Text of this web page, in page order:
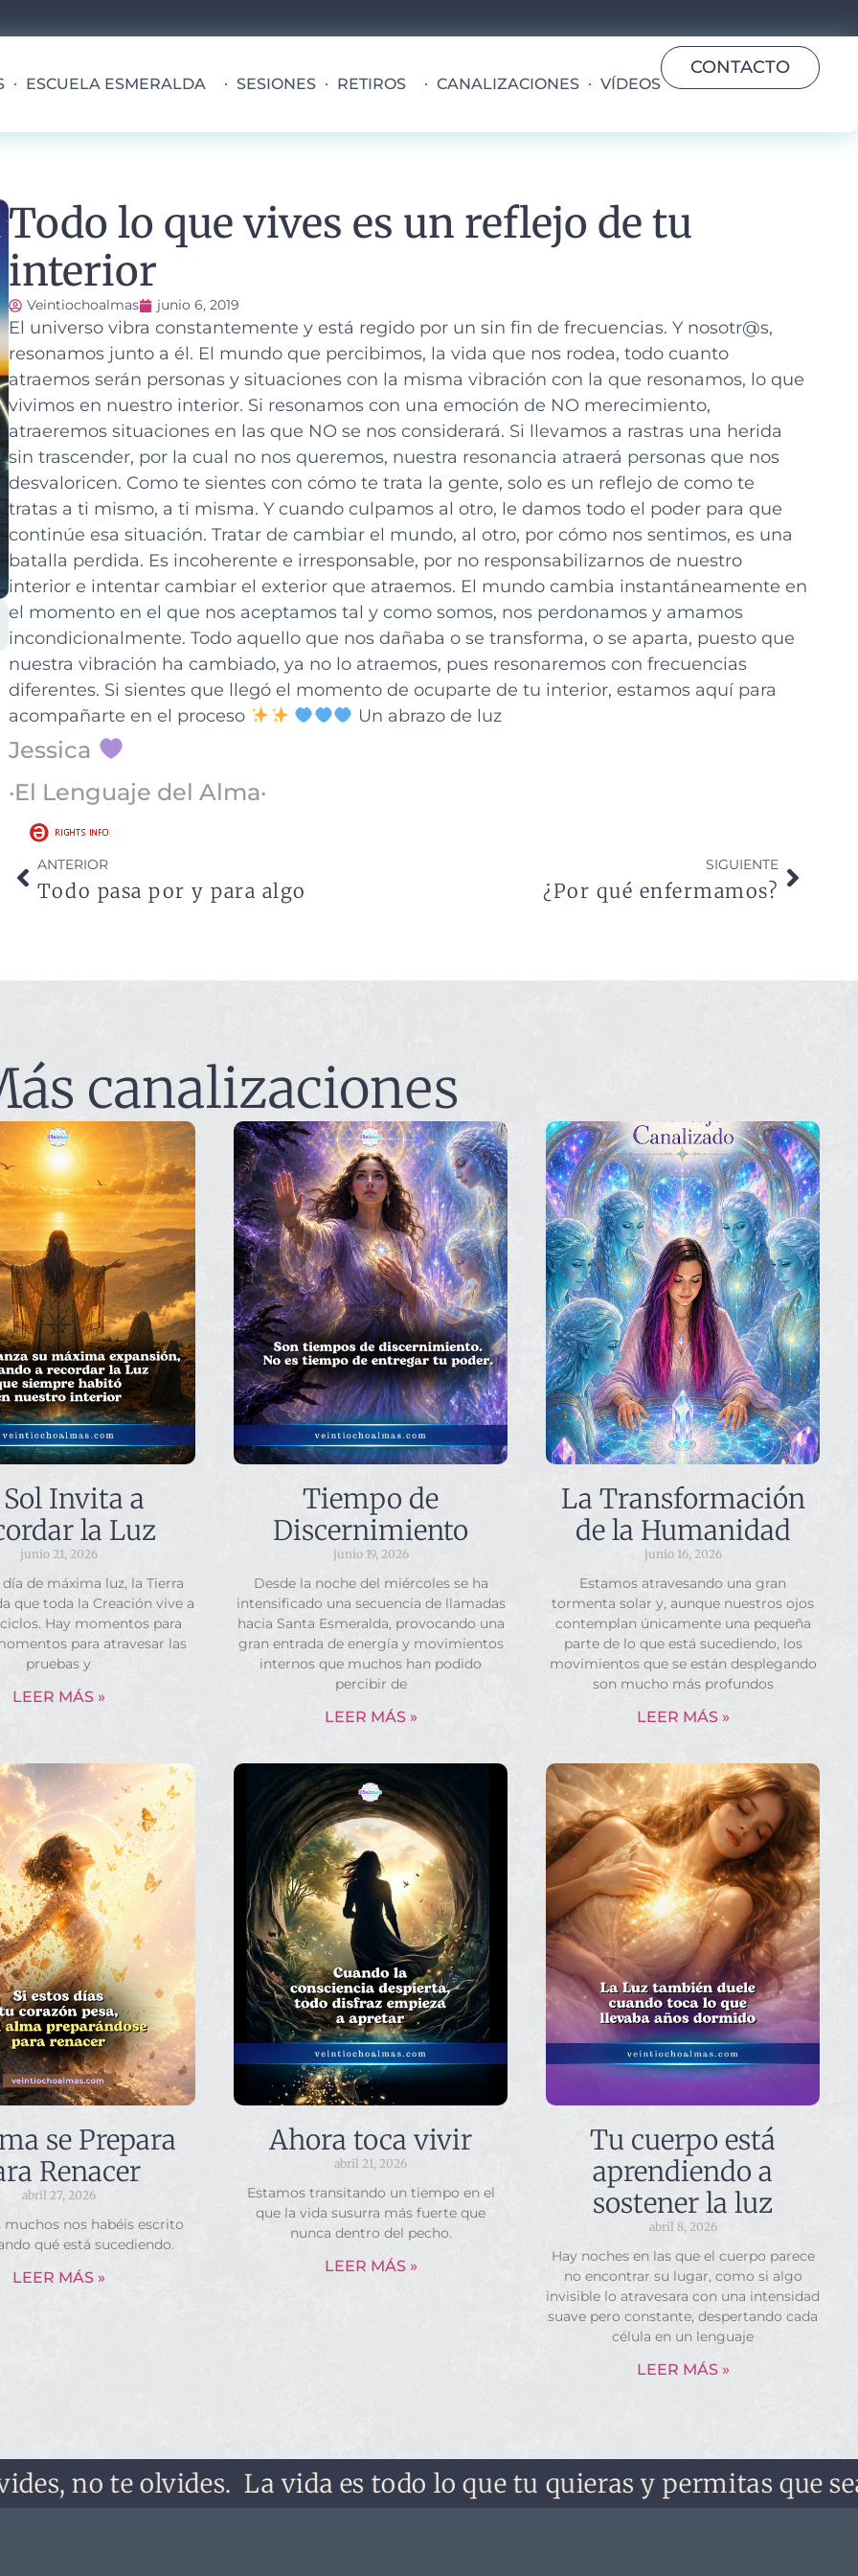
ESCUELA ESMERALDA SESIONES RETIROS CANALIZACIONES VÍDEOS
CONTACTO
Todo lo que vives es un reflejo de tu
interior
Veintiochoalmas junio 6, 2019
El universo vibra constantemente y está regido por un sin fin de frecuencias. Y nosotr@s,
resonamos junto a él. El mundo que percibimos, la vida que nos rodea, todo cuanto
atraemos serán personas y situaciones con la misma vibración con la que resonamos, lo que
vivimos en nuestro interior. Si resonamos con una emoción de NO merecimiento,
atraeremos situaciones en las que NO se nos considerará. Si llevamos a rastras una herida
sin trascender, por la cual no nos queremos, nuestra resonancia atraerá personas que nos
desvaloricen. Como te sientes con cómo te trata la gente, solo es un reflejo de como te
tratas a ti mismo, a ti misma. Y cuando culpamos al otro, le damos todo el poder para que
continúe esa situación. Tratar de cambiar el mundo, al otro, por cómo nos sentimos, es una
batalla perdida. Es incoherente e irresponsable, por no responsabilizarnos de nuestro
interior e intentar cambiar el exterior que atraemos. El mundo cambia instantáneamente en
el momento en el que nos aceptamos tal y como somos, nos perdonamos y amamos
incondicionalmente. Todo aquello que nos dañaba o se transforma, o se aparta, puesto que
nuestra vibración ha cambiado, ya no lo atraemos, pues resonaremos con frecuencias
diferentes. Si sientes que llegó el momento de ocuparte de tu interior, estamos aquí para
acompañarte en el proceso
Un abrazo de luz
Jessica
·El Lenguaje del Alma·
ANTERIOR
Todo pasa por y para algo
SIGUIENTE
¿Por qué enfermamos?
canalizaciones
Invita a
la Luz
junio 21, 2026
de máxima luz, la Tierra
que toda la Creación vive a
Hay momentos para
para atravesar las
pruebas y
LEER MÁS »
Tiempo de
Discernimiento
junio 19, 2026
Desde la noche del miércoles se ha
intensificado una secuencia de llamadas
hacia Santa Esmeralda, provocando una
gran entrada de energía y movimientos
internos que muchos han podido
percibir de
LEER MÁS »
La Transformación
de la Humanidad
junio 16, 2026
Estamos atravesando una gran
tormenta solar y, aunque nuestros ojos
contemplan únicamente una pequeña
parte de lo que está sucediendo, los
movimientos que se están desplegando
son mucho más profundos
LEER MÁS »
se Prepara
Renacer
abril 27, 2026
muchos nos habéis escrito
qué está sucediendo.
LEER MÁS »
Ahora toca vivir
abril 21, 2026
Estamos transitando un tiempo en el
que la vida susurra más fuerte que
nunca dentro del pecho.
LEER MÁS »
Tu cuerpo está
aprendiendo a
sostener la luz
abril 8, 2026
Hay noches en las que el cuerpo parece
no encontrar su lugar, como si algo
invisible lo atravesara con una intensidad
suave pero constante, despertando cada
célula en un lenguaje
LEER MÁS »
no te olvides.La vida es todo lo que tu quieras y permitas que sea.